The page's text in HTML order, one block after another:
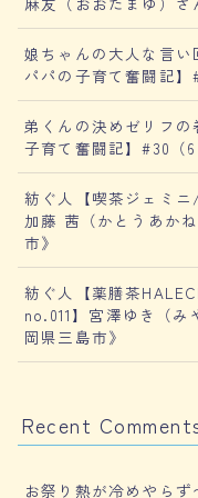
娘ちゃんの大人な言
パパの子育て奮闘記】
弟くんの決めゼリフ
子育て奮闘記】#30（6
紡ぐ人【喫茶ジェミニ
加藤 茜（かとうあか
市》
紡ぐ人【薬膳茶
no.011】宮澤ゆき（
岡県三島市》
Recent
お祭り熱が冷めやら